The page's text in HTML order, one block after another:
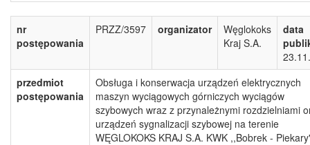
nr
postępowania
PRZZ/3597 organizator
Węglokoks
Kraj S.A.
data
przedmiot
postępowania
Obsługa i konserwacja urządzeń elektrycznych
maszyn wyciągowych górniczych wyciągów
szybowych wraz z przynależnymi rozdzielniami
urządzeń sygnalizacji szybowej na terenie
WĘGLOKOKS KRAJ S.A. KWK ,,Bobrek -